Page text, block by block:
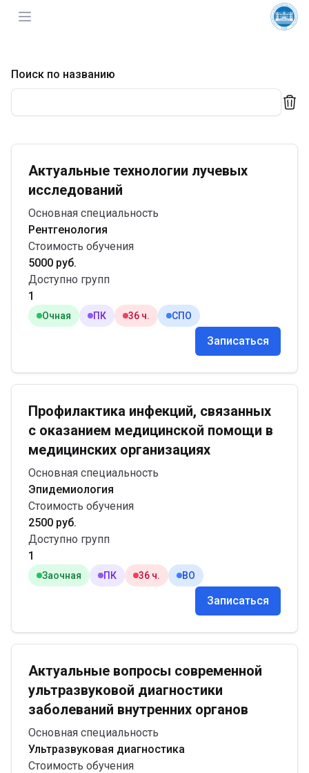
Поиск по названию
Актуальные технологии лучевых
исследований
Основная специальность
Рентгенология
Стоимость обучения
5000 руб.
Доступно групп
1
Очная ПК 36 ч. СПО
Записаться
Профилактика инфекций, связанных
с оказанием медицинской помощи в
медицинских организациях
Основная специальность
Эпидемиология
Стоимость обучения
2500 руб.
Доступно групп
1
Заочная ПК 36 ч. ВО
Записаться
Актуальные вопросы современной
ультразвуковой диагностики
заболеваний внутренних органов
Основная специальность
Ультразвуковая диагностика
Стоимость обучения